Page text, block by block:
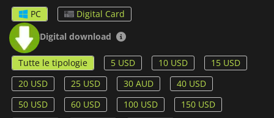
PC
Digital Card
Digital download
Tutte le tipologie 5 USD 10 USD
15 USD
20 USD
25 USD 30 AUD
40 USD
50 USD
60 USD 100 USD
150 USD